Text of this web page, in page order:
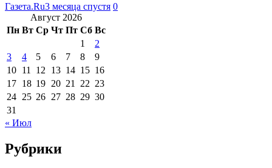
Газета.Ru3 месяца спустя 0
Август 2026
Пн Вт Ср Чт Пт Сб Вс
1
2
3
4 5 6 7 8
9
10 11 12 13 14 15 16
17 18 19 20 21 22 23
24 25 26 27 28 29 30
31
« Июл
Рубрики